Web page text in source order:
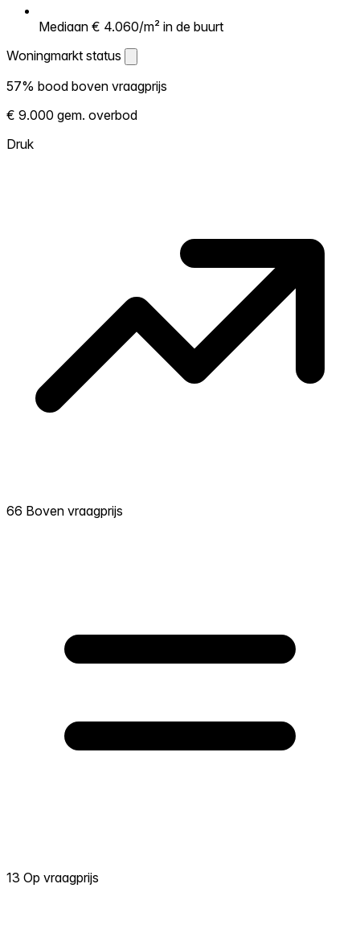
Mediaan € 4.060/m² in de buurt
Woningmarkt status
Woningmarkt status
Laat zien hoe competitief de markt hier is.
Hoe meer woningen boven vraagprijs
verkopen, hoe heter. Heet? Verwacht
57% bood boven vraagprijs
€ 9.000 gem. overbod
Druk
66 Boven vraagprijs
13 Op vraagprijs